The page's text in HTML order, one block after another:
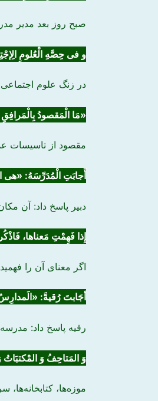
صبح روز بعد مدیر
و فی حِصَّهِ الْعُلومِ
در زنگ علوم
«مَا الْمَقصودُ
مقصود از تاسیسات
أَجابَتِ الْمُدَرِّسَهُ: «هی
دبیر پاسخ داد: آن
إِذا فَهِمْتِ مَعناها،
اگر معنای آن را
أجَابتَ رُقیهَّ:
رقیه پاسخ داد:
وَ المَتاحِفُ وَ المْکتبَاتُ
موزه‌ها،